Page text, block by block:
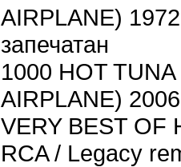
AIRPLANE)
запечатан
1000 HOT
AIRPLANE)
VERY BEST OF
RCA / Legacy